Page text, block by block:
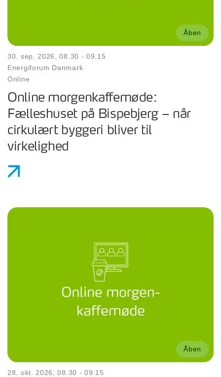
Åben
30. sep. 2026, 08.30 - 09.15
Energiforum Danmark
Online
Online morgenkaffemøde:
Fælleshuset på Bispebjerg – når
cirkulært byggeri bliver til
virkelighed
Åben
28. okt. 2026, 08.30 - 09.15